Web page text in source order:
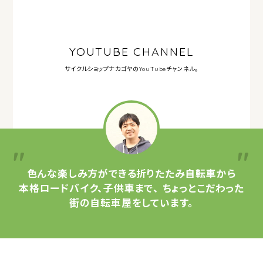
YOUTUBE CHANNEL
サイクルショップナカゴヤのYouTubeチャンネル。
色んな楽しみ方ができる折りたたみ自転車から
本格ロードバイク、子供車まで、 ちょっとこだわった
街の自転車屋をしています。